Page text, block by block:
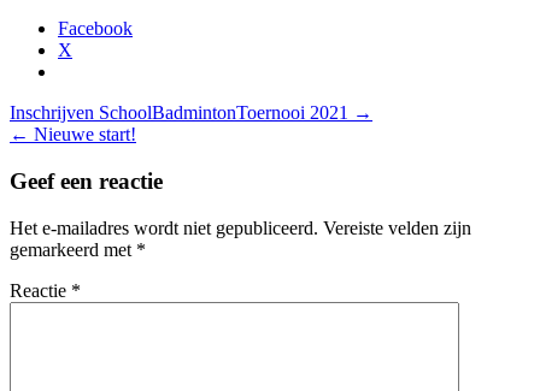
Facebook
X
Bericht
navigatie
Inschrijven SchoolBadmintonToernooi 2021 →
← Nieuwe start!
Geef een reactie
Het e-mailadres wordt niet gepubliceerd. Vereiste velden zijn
gemarkeerd met *
Reactie *